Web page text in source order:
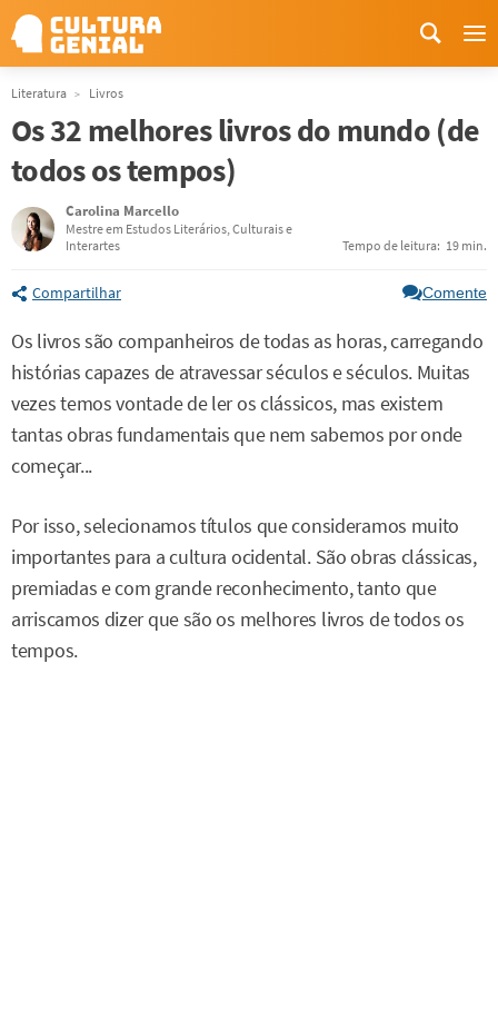
Literatura Livros
Os 32 melhores livros do mundo (de
todos os tempos)
Carolina Marcello
Mestre em Estudos Literários, Culturais e
Interartes
Tempo de leitura: 19 min.
Compartilhar Comente
Os livros são companheiros de todas as horas, carregando
histórias capazes de atravessar séculos e séculos. Muitas
vezes temos vontade de ler os clássicos, mas existem
tantas obras fundamentais que nem sabemos por onde
começar...
Por isso, selecionamos títulos que consideramos muito
importantes para a cultura ocidental. São obras clássicas,
premiadas e com grande reconhecimento, tanto que
arriscamos dizer que são os melhores livros de todos os
tempos.